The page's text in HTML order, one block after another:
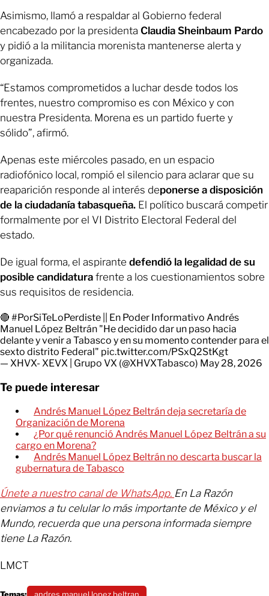
Asimismo, llamó a respaldar al Gobierno federal
encabezado por la presidenta Claudia Sheinbaum Pardo
y pidió a la militancia morenista mantenerse alerta y
organizada.
“Estamos comprometidos a luchar desde todos los
frentes, nuestro compromiso es con México y con
nuestra Presidenta. Morena es un partido fuerte y
sólido”, afirmó.
Apenas este miércoles pasado, en un espacio
radiofónico local, rompió el silencio para aclarar que su
reaparición responde al interés deponerse a disposición
de la ciudadanía tabasqueña. El político buscará competir
formalmente por el VI Distrito Electoral Federal del
estado.
De igual forma, el aspirante defendió la legalidad de su
posible candidatura frente a los cuestionamientos sobre
sus requisitos de residencia.
🔴 #PorSiTeLoPerdiste || En Poder Informativo Andrés
Manuel López Beltrán "He decidido dar un paso hacia
delante y venir a Tabasco y en su momento contender para el
sexto distrito Federal" pic.twitter.com/PSxQ2StKgt
— XHVX- XEVX | Grupo VX (@XHVXTabasco) May 28, 2026
Te puede interesar
Andrés Manuel López Beltrán deja secretaría de
Organización de Morena
¿Por qué renunció Andrés Manuel López Beltrán a su
cargo en Morena?
Andrés Manuel López Beltrán no descarta buscar la
gubernatura de Tabasco
Únete a nuestro canal de WhatsApp. En La Razón
enviamos a tu celular lo más importante de México y el
Mundo, recuerda que una persona informada siempre
tiene La Razón.
LMCT
Temas: andres manuel lopez beltran